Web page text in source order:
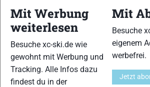
Mit Werbung
weiterlesen
Besuche xc-ski.de wie
gewohnt mit Werbung und
Tracking. Alle Infos dazu
findest du in der
Mit
Besuche
eigenem
werbefrei.
Jetzt